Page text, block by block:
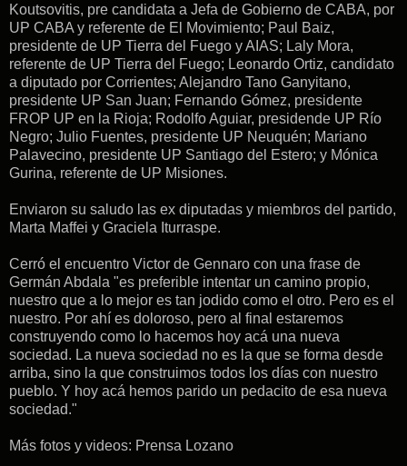
Koutsovitis, pre candidata a Jefa de Gobierno de CABA, por
UP CABA y referente de El Movimiento; Paul Baiz,
presidente de UP Tierra del Fuego y AIAS; Laly Mora,
referente de UP Tierra del Fuego; Leonardo Ortiz, candidato
a diputado por Corrientes; Alejandro Tano Ganyitano,
presidente UP San Juan; Fernando Gómez, presidente
FROP UP en la Rioja; Rodolfo Aguiar, presidende UP Río
Negro; Julio Fuentes, presidente UP Neuquén; Mariano
Palavecino, presidente UP Santiago del Estero; y Mónica
Gurina, referente de UP Misiones.
Enviaron su saludo las ex diputadas y miembros del partido,
Marta Maffei y Graciela Iturraspe.
Cerró el encuentro Victor de Gennaro con una frase de
Germán Abdala "es preferible intentar un camino propio,
nuestro que a lo mejor es tan jodido como el otro. Pero es el
nuestro. Por ahí es doloroso, pero al final estaremos
construyendo como lo hacemos hoy acá una nueva
sociedad. La nueva sociedad no es la que se forma desde
arriba, sino la que construimos todos los días con nuestro
pueblo. Y hoy acá hemos parido un pedacito de esa nueva
sociedad."
Más fotos y videos: Prensa Lozano